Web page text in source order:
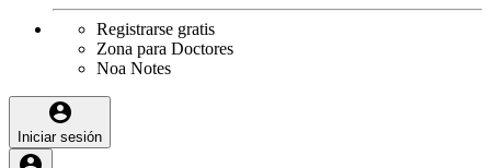
Registrarse gratis
Zona para Doctores
Noa Notes
Iniciar sesión